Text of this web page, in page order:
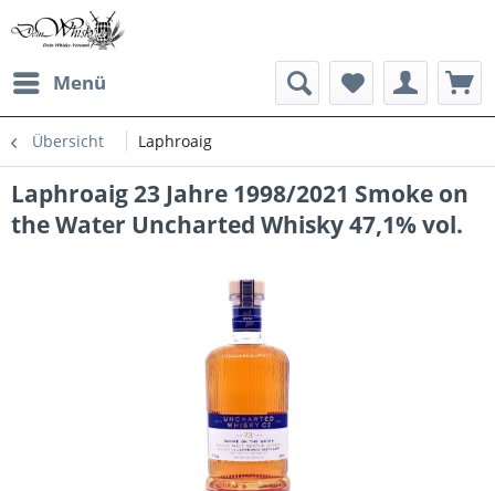
Menü
Übersicht Laphroaig
Laphroaig 23 Jahre 1998/2021 Smoke on
the Water Uncharted Whisky 47,1% vol.